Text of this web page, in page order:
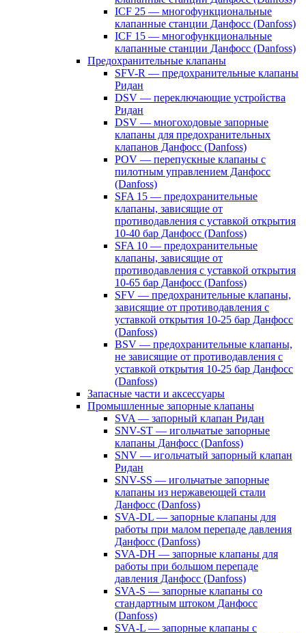
ICF 25 — многофункциональные
клапанные станции Данфосс (Danfoss)
ICF 15 — многофункциональные
клапанные станции Данфосс (Danfoss)
Предохранительные клапаны
SFV-R — предохранительные клапаны
Ридан
DSV — переключающие устройства
Ридан
DSV — многоходовые запорные
клапаны для предохранительных
клапанов Данфосс (Danfoss)
POV — перепускные клапаны с
пилотным управлением Данфосс
(Danfoss)
SFA 15 — предохранительные
клапаны, зависящие от
противодавления с уставкой открытия
10-40 бар Данфосс (Danfoss)
SFA 10 — предохранительные
клапаны, зависящие от
противодавления с уставкой открытия
10-65 бар Данфосс (Danfoss)
SFV — предохранительные клапаны,
зависящие от противодавления с
уставкой открытия 10-25 бар Данфосс
(Danfoss)
BSV — предохранительные клапаны,
не зависящие от противодавления с
уставкой открытия 10-25 бар Данфосс
(Danfoss)
Запасные части и аксессуары
Промышленные запорные клапаны
SVA — запорный клапан Ридан
SNV-ST — игольчатые запорные
клапаны Данфосс (Danfoss)
SNV — игольчатый запорный клапан
Ридан
SNV-SS — игольчатые запорные
клапаны из нержавеющей стали
Данфосс (Danfoss)
SVA-DL — запорные клапаны для
работы при малом перепаде давления
Данфосс (Danfoss)
SVA-DH — запорные клапаны для
работы при большом перепаде
давления Данфосс (Danfoss)
SVA-S — запорные клапаны со
стандартным штоком Данфосс
(Danfoss)
SVA-L — запорные клапаны с